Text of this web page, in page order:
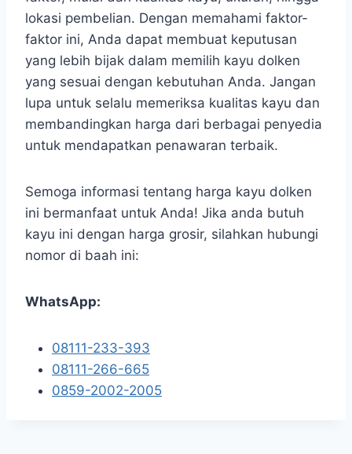
lokasi pembelian. Dengan memahami faktor-
faktor ini, Anda dapat membuat keputusan
yang lebih bijak dalam memilih kayu dolken
yang sesuai dengan kebutuhan Anda. Jangan
lupa untuk selalu memeriksa kualitas kayu dan
membandingkan harga dari berbagai penyedia
untuk mendapatkan penawaran terbaik.
Semoga informasi tentang harga kayu dolken
ini bermanfaat untuk Anda! Jika anda butuh
kayu ini dengan harga grosir, silahkan hubungi
nomor di baah ini:
WhatsApp:
08111-233-393
08111-266-665
0859-2002-2005